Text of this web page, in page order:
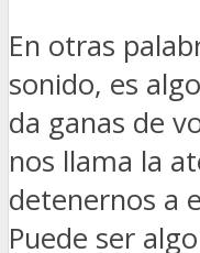
En otras
sonido, es
da ganas de
nos llama la
detenernos a
Puede ser